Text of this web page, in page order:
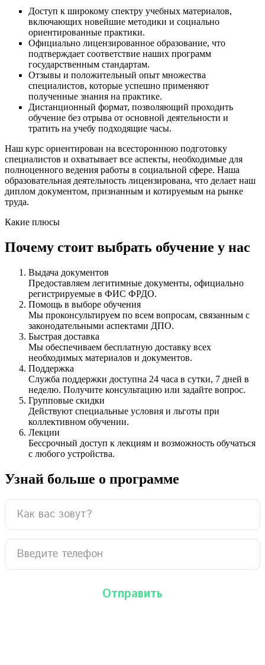
Доступ к широкому спектру учебных материалов,
включающих новейшие методики и социально
ориентированные практики.
Официально лицензированное образование, что
подтверждает соответствие наших программ
государственным стандартам.
Отзывы и положительный опыт множества
специалистов, которые успешно применяют
полученные знания на практике.
Дистанционный формат, позволяющий проходить
обучение без отрыва от основной деятельности и
тратить на учебу подходящие часы.
Наш курс ориентирован на всестороннюю подготовку
специалистов и охватывает все аспекты, необходимые для
полноценного ведения работы в социальной сфере. Наша
образовательная деятельность лицензирована, что делает наш
диплом документом, признанным и котируемым на рынке
труда.
Какие плюсы
Почему стоит выбрать обучение у нас
Выдача документов
Предоставляем легитимные документы, официально
регистрируемые в ФИС ФРДО.
Помощь в выборе обучения
Мы проконсультируем по всем вопросам, связанным с
законодательными аспектами ДПО.
Быстрая доставка
Мы обеспечиваем бесплатную доставку всех
необходимых материалов и документов.
Поддержка
Служба поддержки доступна 24 часа в сутки, 7 дней в
неделю. Получите консультацию или задайте вопрос.
Групповые скидки
Действуют специальные условия и льготы при
коллективном обучении.
Лекции
Бессрочный доступ к лекциям и возможность обучаться
с любого устройства.
Узнай больше о программе